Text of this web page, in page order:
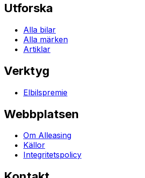
Utforska
Alla bilar
Alla märken
Artiklar
Verktyg
Elbilspremie
Webbplatsen
Om Alleasing
Källor
Integritetspolicy